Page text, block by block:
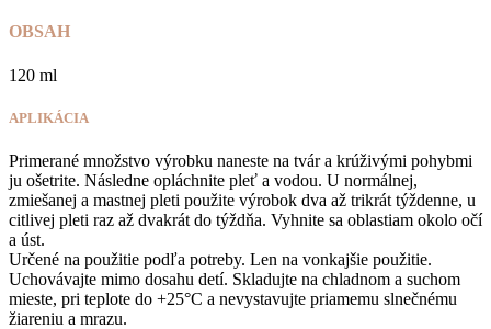
OBSAH
120 ml
APLIKÁCIA
Primerané množstvo výrobku naneste na tvár a krúživými pohybmi
ju ošetrite. Následne opláchnite pleť a vodou. U normálnej,
zmiešanej a mastnej pleti použite výrobok dva až trikrát týždenne, u
citlivej pleti raz až dvakrát do týždňa. Vyhnite sa oblastiam okolo očí
a úst.
Určené na použitie podľa potreby. Len na vonkajšie použitie.
Uchovávajte mimo dosahu detí. Skladujte na chladnom a suchom
mieste, pri teplote do +25°C a nevystavujte priamemu slnečnému
žiareniu a mrazu.